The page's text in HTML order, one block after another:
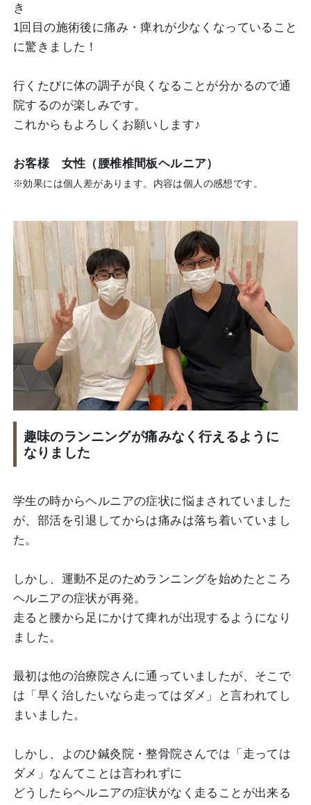
き
1回目の施術後に痛み・痺れが少なくなっていること
に驚きました！
行くたびに体の調子が良くなることが分かるので通
院するのが楽しみです。
これからもよろしくお願いします♪
お客様 女性（腰椎椎間板ヘルニア）
※効果には個人差があります。内容は個人の感想です。
趣味のランニングが痛みなく行えるように
なりました
学生の時からヘルニアの症状に悩まされていました
が、部活を引退してからは痛みは落ち着いていまし
た。
しかし、運動不足のためランニングを始めたところ
ヘルニアの症状が再発。
走ると腰から足にかけて痺れが出現するようになり
ました。
最初は他の治療院さんに通っていましたが、そこで
は「早く治したいなら走ってはダメ」と言われてし
まいました。
しかし、よのひ鍼灸院・整骨院さんでは「走っては
ダメ」なんてことは言われずに
どうしたらヘルニアの症状がなく走ることが出来る